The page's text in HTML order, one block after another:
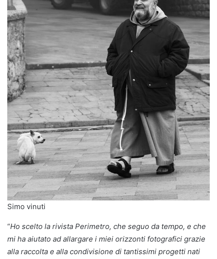
Simo vinuti
“Ho scelto la rivista Perimetro, che seguo da tempo, e che
mi ha aiutato ad allargare i miei orizzonti fotografici grazie
alla raccolta e alla condivisione di tantissimi progetti nati